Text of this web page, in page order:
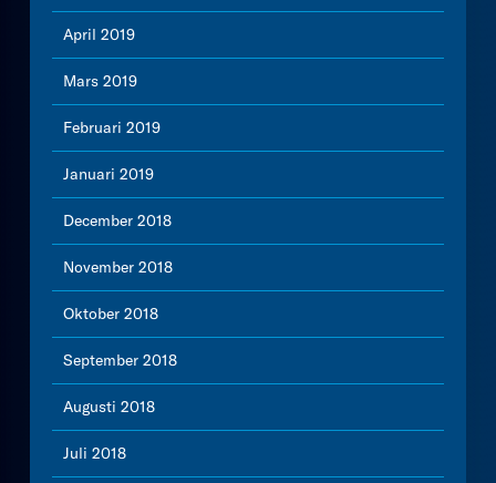
April 2019
Mars 2019
Februari 2019
Januari 2019
December 2018
November 2018
Oktober 2018
September 2018
Augusti 2018
Juli 2018